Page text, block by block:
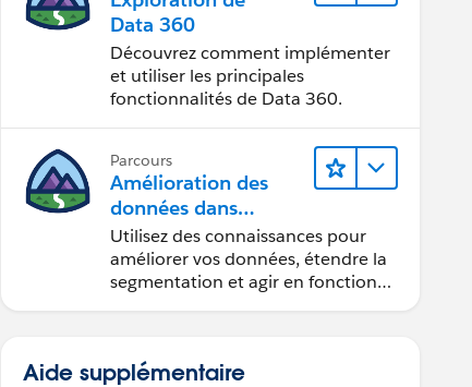
Data 360
Découvrez comment implémenter
et utiliser les principales
fonctionnalités de Data 360.
Parcours
Amélioration des
données dans
Data 360
Utilisez des connaissances pour
améliorer vos données, étendre la
segmentation et agir en fonction
Aide supplémentaire